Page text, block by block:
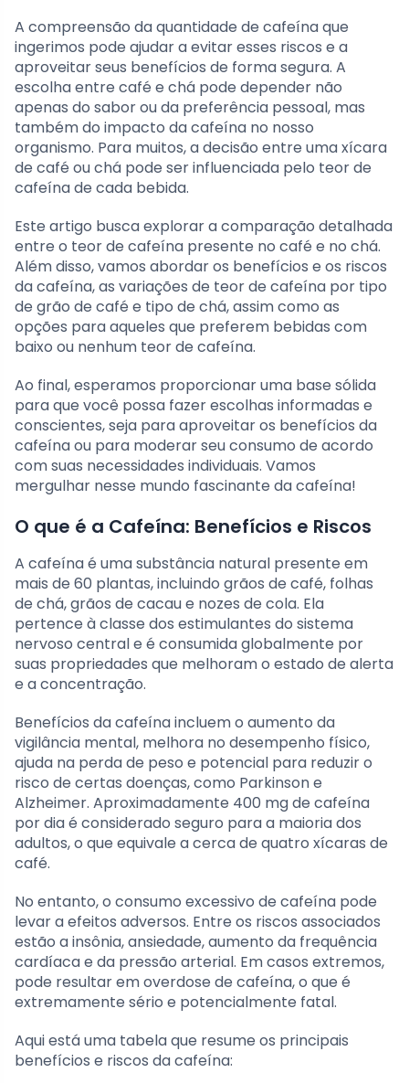
A compreensão da quantidade de cafeína que
ingerimos pode ajudar a evitar esses riscos e a
aproveitar seus benefícios de forma segura. A
escolha entre café e chá pode depender não
apenas do sabor ou da preferência pessoal, mas
também do impacto da cafeína no nosso
organismo. Para muitos, a decisão entre uma xícara
de café ou chá pode ser influenciada pelo teor de
cafeína de cada bebida.
Este artigo busca explorar a comparação detalhada
entre o teor de cafeína presente no café e no chá.
Além disso, vamos abordar os benefícios e os riscos
da cafeína, as variações de teor de cafeína por tipo
de grão de café e tipo de chá, assim como as
opções para aqueles que preferem bebidas com
baixo ou nenhum teor de cafeína.
Ao final, esperamos proporcionar uma base sólida
para que você possa fazer escolhas informadas e
conscientes, seja para aproveitar os benefícios da
cafeína ou para moderar seu consumo de acordo
com suas necessidades individuais. Vamos
mergulhar nesse mundo fascinante da cafeína!
O que é a Cafeína: Benefícios e Riscos
A cafeína é uma substância natural presente em
mais de 60 plantas, incluindo grãos de café, folhas
de chá, grãos de cacau e nozes de cola. Ela
pertence à classe dos estimulantes do sistema
nervoso central e é consumida globalmente por
suas propriedades que melhoram o estado de alerta
e a concentração.
Benefícios da cafeína incluem o aumento da
vigilância mental, melhora no desempenho físico,
ajuda na perda de peso e potencial para reduzir o
risco de certas doenças, como Parkinson e
Alzheimer. Aproximadamente 400 mg de cafeína
por dia é considerado seguro para a maioria dos
adultos, o que equivale a cerca de quatro xícaras de
café.
No entanto, o consumo excessivo de cafeína pode
levar a efeitos adversos. Entre os riscos associados
estão a insônia, ansiedade, aumento da frequência
cardíaca e da pressão arterial. Em casos extremos,
pode resultar em overdose de cafeína, o que é
extremamente sério e potencialmente fatal.
Aqui está uma tabela que resume os principais
benefícios e riscos da cafeína: